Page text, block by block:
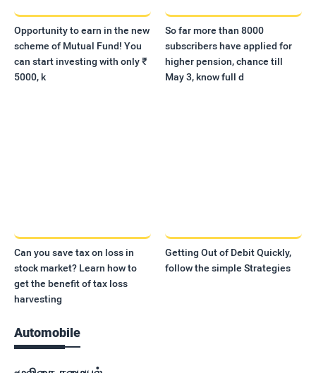
Opportunity to earn in the new
scheme of Mutual Fund! You
can start investing with only ₹
5000, k
So far more than 8000
subscribers have applied for
higher pension, chance till
May 3, know full d
Can you save tax on loss in
stock market? Learn how to
get the benefit of tax loss
harvesting
Getting Out of Debit Quickly,
follow the simple Strategies
Automobile